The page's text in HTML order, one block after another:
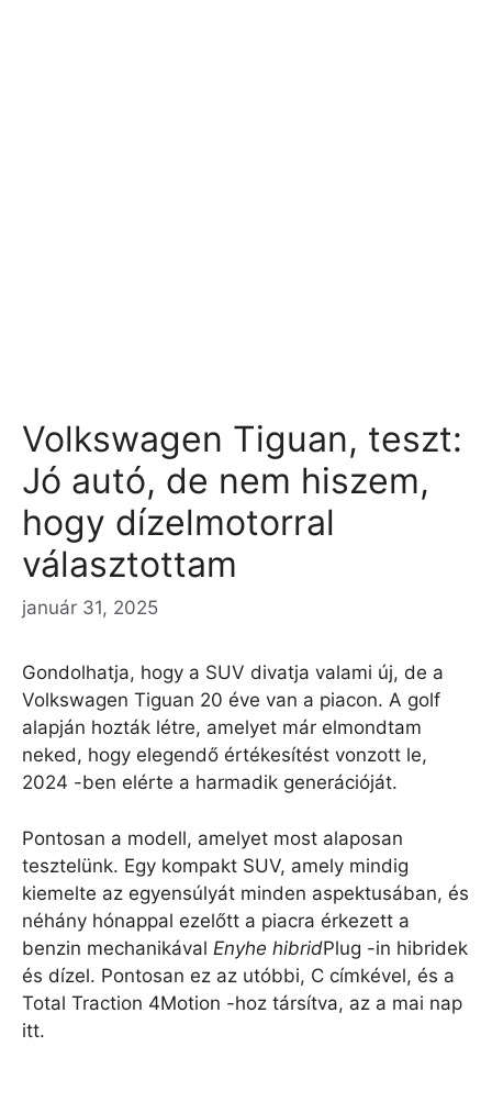
Volkswagen Tiguan, teszt:
Jó autó, de nem hiszem,
hogy dízelmotorral
választottam
január 31, 2025
Gondolhatja, hogy a SUV divatja valami új, de a
Volkswagen Tiguan 20 éve van a piacon. A golf
alapján hozták létre, amelyet már elmondtam
neked, hogy elegendő értékesítést vonzott le,
2024 -ben elérte a harmadik generációját.
Pontosan a modell, amelyet most alaposan
tesztelünk. Egy kompakt SUV, amely mindig
kiemelte az egyensúlyát minden aspektusában, és
néhány hónappal ezelőtt a piacra érkezett a
benzin mechanikával Enyhe hibridPlug -in hibridek
és dízel. Pontosan ez az utóbbi, C címkével, és a
Total Traction 4Motion -hoz társítva, az a mai nap
itt.